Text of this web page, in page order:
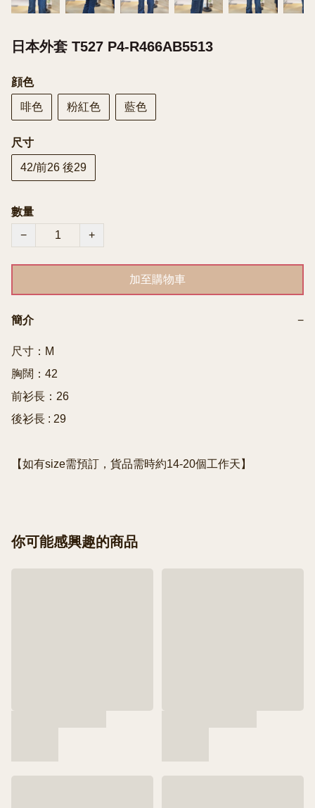
日本外套 T527 P4-R466AB5513
顔色
啡色 粉紅色 藍色
尺寸
42/前26 後29
數量
−
+
加至購物車
簡介 −
尺寸：M
胸闊：42
前衫長：26
後衫長 : 29
【如有size需預訂，貨品需時約14-20個工作天】
你可能感興趣的商品